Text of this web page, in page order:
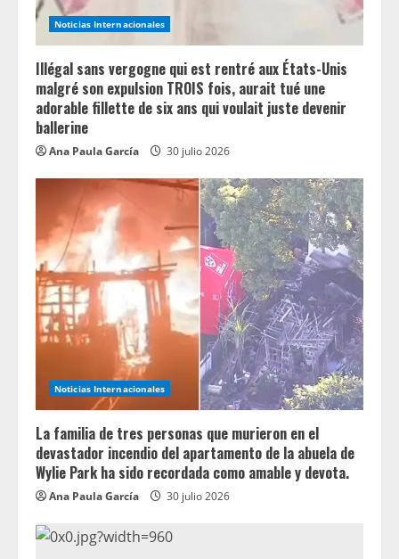
n
g
Noticias Internacionales
Illégal sans vergogne qui est rentré aux États-Unis
malgré son expulsion TROIS fois, aurait tué une
adorable fillette de six ans qui voulait juste devenir
ballerine
Ana Paula García 30 julio 2026
Noticias Internacionales
La familia de tres personas que murieron en el
devastador incendio del apartamento de la abuela de
Wylie Park ha sido recordada como amable y devota.
Ana Paula García 30 julio 2026